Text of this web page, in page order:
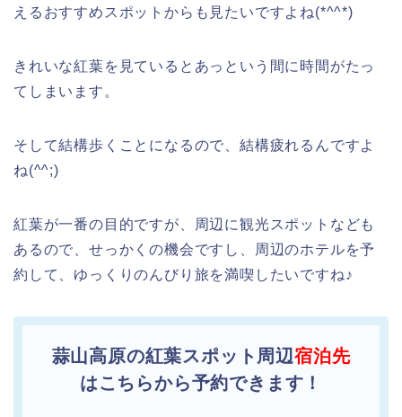
えるおすすめスポットからも見たいですよね(*^^*)
きれいな紅葉を見ているとあっという間に時間がたっ
てしまいます。
そして結構歩くことになるので、結構疲れるんですよ
ね(^^;)
紅葉が一番の目的ですが、周辺に観光スポットなども
あるので、せっかくの機会ですし、周辺のホテルを予
約して、ゆっくりのんびり旅を満喫したいですね♪
蒜山高原の紅葉スポット周辺宿泊先
はこちらから予約できます！